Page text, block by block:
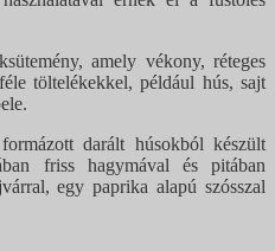
amely vékony, réteges
töltelékekkel, például hús, sajt
darált húsokból készült
friss hagymával és pitában
egy paprika alapú szósszal